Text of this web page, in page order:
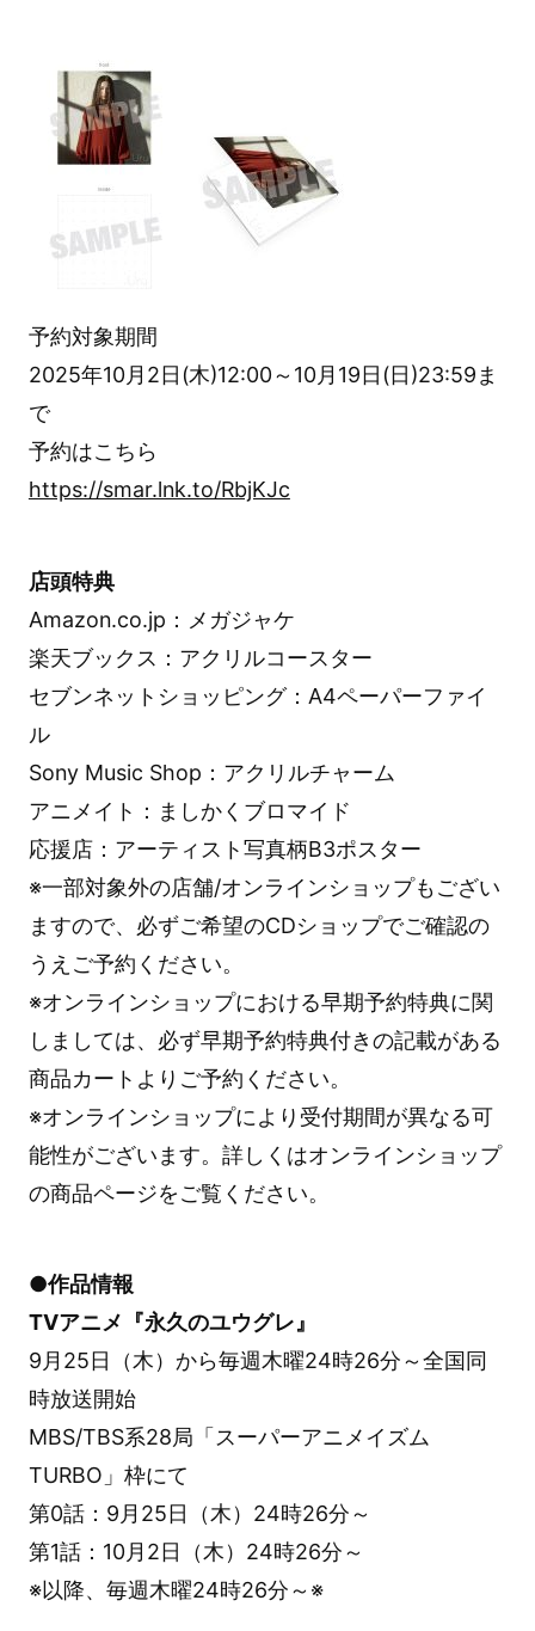
予約対象期間
2025年10月2日(木)12:00～10月19日(日)23:59ま
で
予約はこちら
https://smar.lnk.to/RbjKJc
店頭特典
Amazon.co.jp：メガジャケ
楽天ブックス：アクリルコースター
セブンネットショッピング：A4ペーパーファイ
ル
Sony Music Shop：アクリルチャーム
アニメイト：ましかくブロマイド
応援店：アーティスト写真柄B3ポスター
※一部対象外の店舗/オンラインショップもござい
ますので、必ずご希望のCDショップでご確認の
うえご予約ください。
※オンラインショップにおける早期予約特典に関
しましては、必ず早期予約特典付きの記載がある
商品カートよりご予約ください。
※オンラインショップにより受付期間が異なる可
能性がございます。詳しくはオンラインショップ
の商品ページをご覧ください。
●作品情報
TVアニメ『永久のユウグレ』
9月25日（木）から毎週木曜24時26分～全国同
時放送開始
MBS/TBS系28局「スーパーアニメイズム
TURBO」枠にて
第0話：9月25日（木）24時26分～
第1話：10月2日（木）24時26分～
※以降、毎週木曜24時26分～※